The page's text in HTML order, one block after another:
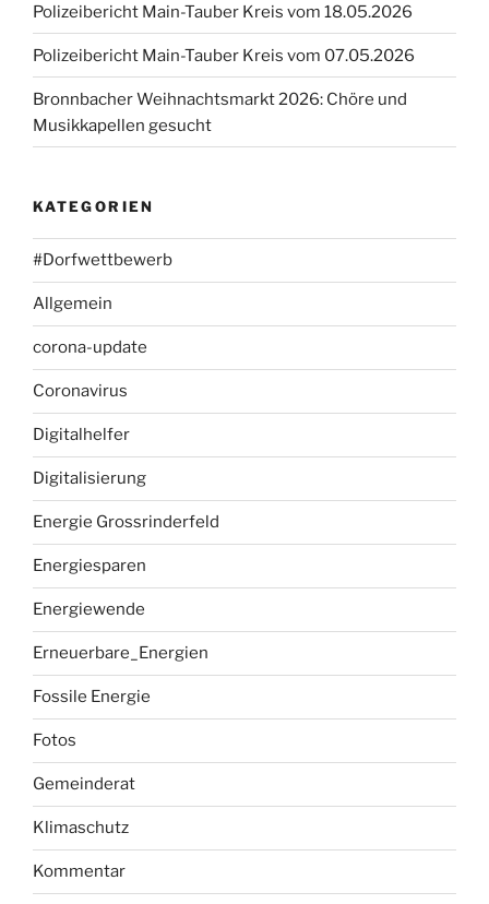
Polizeibericht Main-Tauber Kreis vom 18.05.2026
Polizeibericht Main-Tauber Kreis vom 07.05.2026
Bronnbacher Weihnachtsmarkt 2026: Chöre und
Musikkapellen gesucht
KATEGORIEN
#Dorfwettbewerb
Allgemein
corona-update
Coronavirus
Digitalhelfer
Digitalisierung
Energie Grossrinderfeld
Energiesparen
Energiewende
Erneuerbare_Energien
Fossile Energie
Fotos
Gemeinderat
Klimaschutz
Kommentar